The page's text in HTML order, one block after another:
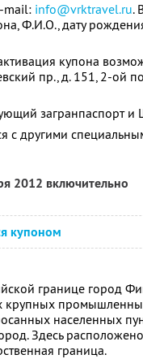
mail: info@vrktravel.ru.
Ф.И.О., дату
купона
пр., д. 151, 2-ой
загранпаспорт и
с другими
2012 включительно
купоном
границе город
крупных
населенных
Здесь расположено
граница.